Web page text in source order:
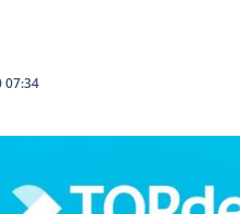
07:34